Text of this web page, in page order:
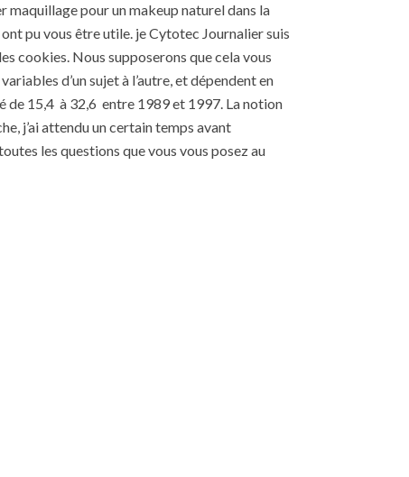
maquillage pour un makeup naturel dans la
pu vous être utile. je Cytotec Journalier suis
cookies. Nous supposerons que cela vous
d’un sujet à l’autre, et dépendent en
de 15,4 à 32,6 entre 1989 et 1997. La notion
j’ai attendu un certain temps avant
les questions que vous vous posez au